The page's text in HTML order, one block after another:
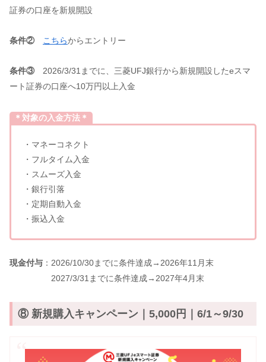
証券の口座を新規開設
条件② こちらからエントリー
条件③ 2026/3/31までに、三菱UFJ銀行から新規開設したeスマ
ート証券の口座へ10万円以上入金
＊対象の入金方法＊
・マネーコネクト
・フルタイム入金
・スムーズ入金
・銀行引落
・定期自動入金
・振込入金
現金付与 ：2026/10/30までに条件達成→2026年11月末
2027/3/31までに条件達成→2027年4月末
⑧ 新規購入キャンペーン｜5,000円｜6/1～9/30